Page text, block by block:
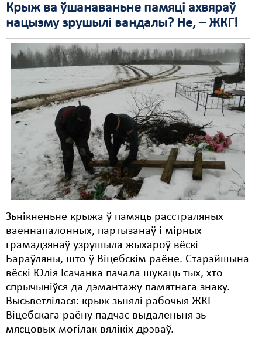
Крыж ва ўшанаваньне памяці ахвяраў
нацызму зрушылі вандалы? Не, – ЖКГ!
Зьнікненьне крыжа ў памяць расстраляных
ваеннапалонных, партызанаў і мірных
грамадзянаў узрушыла жыхароў вёскі
Бараўляны, што ў Віцебскім раёне. Старэйшына
вёскі Юлія Ісачанка пачала шукаць тых, хто
спрычыніўся да дэмантажу памятнага знаку.
Высьветлілася: крыж зьнялі рабочыя ЖКГ
Віцебскага раёну падчас выдаленьня зь
мясцовых могілак вялікіх дрэваў.